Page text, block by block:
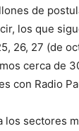
de
los que
26, 27 (de
cerca de
con Radio
los sectores